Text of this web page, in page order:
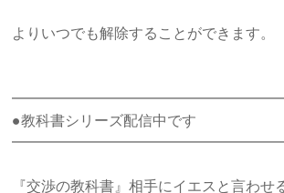
よりいつでも解除することができます。
●教科書シリーズ配信中です
『交渉の教科書』相手にイエスと言わせ